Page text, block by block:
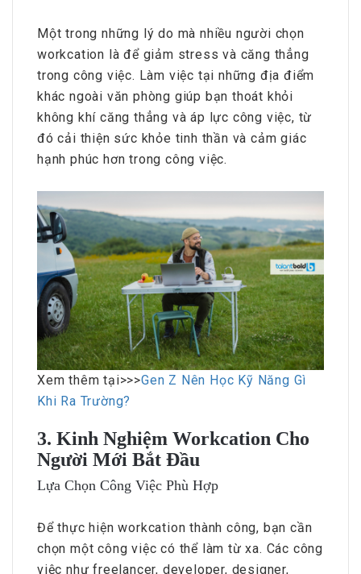
Một trong những lý do mà nhiều người chọn
workcation là để giảm stress và căng thẳng
trong công việc. Làm việc tại những địa điểm
khác ngoài văn phòng giúp bạn thoát khỏi
không khí căng thẳng và áp lực công việc, từ
đó cải thiện sức khỏe tinh thần và cảm giác
hạnh phúc hơn trong công việc.
Xem thêm tại>>>Gen Z Nên Học Kỹ Năng Gì
Khi Ra Trường?
3. Kinh Nghiệm Workcation Cho
Người Mới Bắt Đầu
Lựa Chọn Công Việc Phù Hợp
Để thực hiện workcation thành công, bạn cần
chọn một công việc có thể làm từ xa. Các công
việc như freelancer, developer, designer,